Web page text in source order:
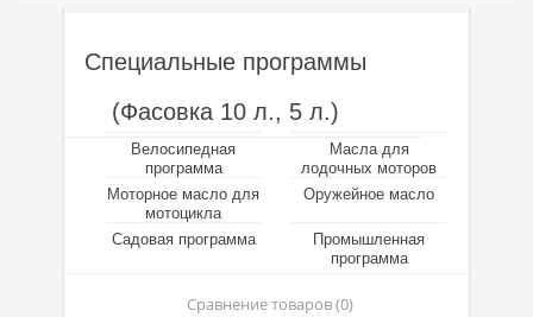
Минеральные масла
Масло с молибденом
Линейка масел Molygen
Линейка масел Top Tec
Линейка масел Special Tec
Линейка масел Optimal
Специальные программы
(Фасовка 10 л., 5 л.)
Велосипедная
программа
Масла для
лодочных моторов
Моторное масло для
мотоцикла
Оружейное масло
Садовая программа
Промышленная
программа
Сравнение товаров (0)